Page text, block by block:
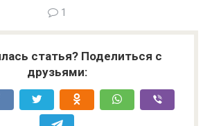
1
статья? Поделиться с
друзьями: